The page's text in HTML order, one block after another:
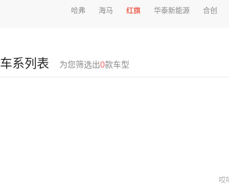
哈弗 海马 红旗 华泰新能源 合创
车系列表 为您筛选出0款车型
哎